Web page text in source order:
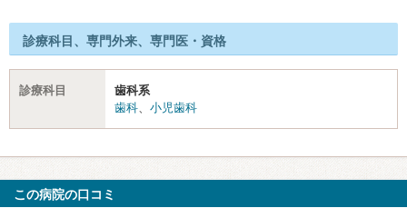
診療科目、専門外来、専門医・資格
診療科目
歯科系
歯科、 小児歯科
この病院の口コミ